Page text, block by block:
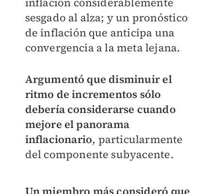
sesgado al alza; y un pronóstico
de inflación que anticipa una
convergencia a la meta lejana.
Argumentó que disminuir el
ritmo de incrementos sólo
debería considerarse cuando
mejore el panorama
inflacionario, particularmente
del componente subyacente.